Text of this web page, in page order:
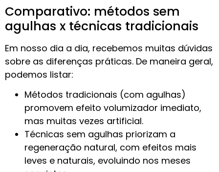
Comparativo: métodos sem
agulhas x técnicas tradicionais
Em nosso dia a dia, recebemos muitas dúvidas
sobre as diferenças práticas. De maneira geral,
podemos listar:
Métodos tradicionais (com agulhas)
promovem efeito volumizador imediato,
mas muitas vezes artificial.
Técnicas sem agulhas priorizam a
regeneração natural, com efeitos mais
leves e naturais, evoluindo nos meses